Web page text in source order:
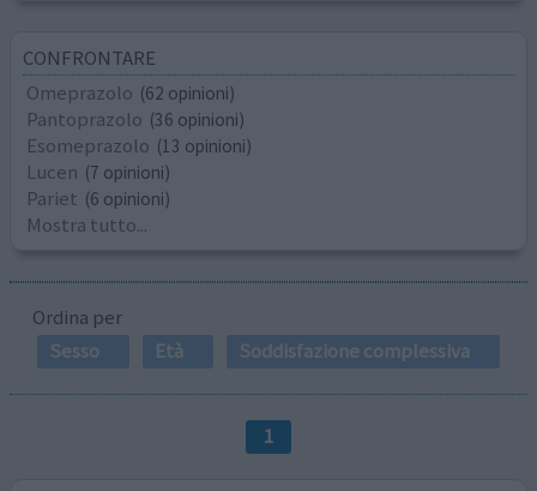
CONFRONTARE
Omeprazolo (62 opinioni)
Pantoprazolo (36 opinioni)
Esomeprazolo (13 opinioni)
Lucen (7 opinioni)
Pariet (6 opinioni)
Mostra tutto...
Ordina per
Sesso
Età Soddisfazione complessiva
1